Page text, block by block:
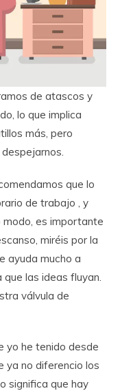
de atascos y
lo que implica
más, pero
que lo
de trabajo , y
modo, es importante
miréis por la
ayuda mucho a
las ideas fluyan.
válvula de
yo he tenido desde
ya no diferencio los
significa que hay